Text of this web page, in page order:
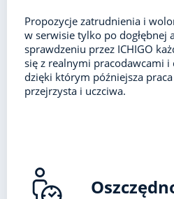
Propozycje zatrudnienia i
w serwisie tylko po dogłębnej
sprawdzeniu przez ICHIGO
się z realnymi pracodawcami
dzięki którym późniejsza
przejrzysta i uczciwa.